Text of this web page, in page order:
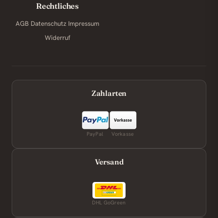
Rechtliches
AGB Datenschutz Impressum
Widerruf
Zahlarten
PayPal Vorkasse
Versand
DHL GoGreen